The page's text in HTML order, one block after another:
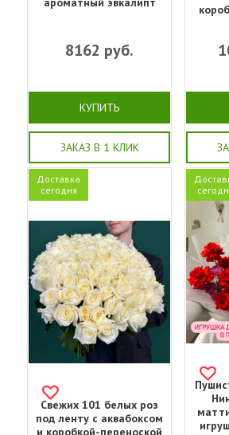
8162 руб.
КУПИТЬ
ЗАКАЗ В 1 КЛИК
Доставка
сегодня
Свежих 101 белых роз
под ленту с аквабоксом
и коробкой-переноской